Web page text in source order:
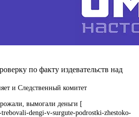
по факту издевательств над
и Следственный комитет
вымогали деньги [
dengi-v-surgute-podrostki-zhestoko-